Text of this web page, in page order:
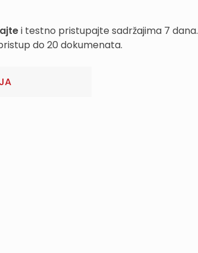
i testno pristupajte sadržajima 7 dana.
do 20 dokumenata.